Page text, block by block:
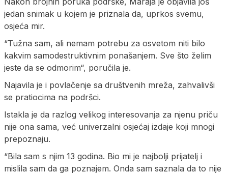
jedan snimak u kojem je priznala da, uprkos svemu,
osjeća mir.
“Tužna sam, ali nemam potrebu za osvetom niti bilo
kakvim samodestruktivnim ponašanjem. Sve što želim
jeste da se odmorim“, poručila je.
Najavila je i povlačenje sa društvenih mreža, zahvalivši
se pratiocima na podršci.
Istakla je da razlog velikog interesovanja za njenu priču
nije ona sama, već univerzalni osjećaj izdaje koji mnogi
prepoznaju.
“Bila sam s njim 13 godina. Bio mi je najbolji prijatelj i
mislila sam da ga poznajem. Onda sam saznala da to nije